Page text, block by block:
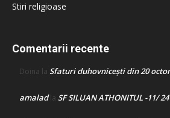
Stiri religioase
Comentarii recente
Doina la Sfaturi duhovnicești din 20
amaladla SF SILUAN ATHONITUL -11/ 24